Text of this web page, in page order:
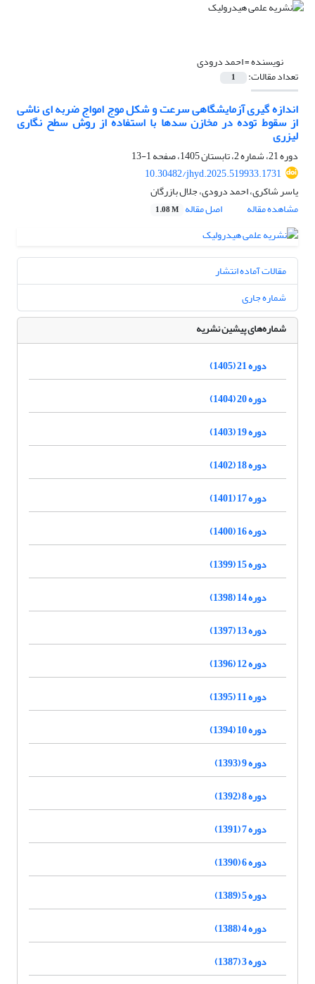
نویسنده =احمد درودی
تعداد مقالات: 1
اندازه گیری آزمایشگاهی سرعت و شکل موج امواج ضربه ای ناشی
از سقوط توده در مخازن سدها با استفاده از روش سطح نگاری
لیزری
دوره 21، شماره 2، تابستان 1405، صفحه
1-13
10.30482/jhyd.2025.519933.1731
یاسر شاکری، احمد درودی، جلال بازرگان
مشاهده مقاله
اصل مقاله 1.08 M
مقالات آماده انتشار
شماره جاری
شماره‌های پیشین نشریه
دوره 21 (1405)
دوره 20 (1404)
دوره 19 (1403)
دوره 18 (1402)
دوره 17 (1401)
دوره 16 (1400)
دوره 15 (1399)
دوره 14 (1398)
دوره 13 (1397)
دوره 12 (1396)
دوره 11 (1395)
دوره 10 (1394)
دوره 9 (1393)
دوره 8 (1392)
دوره 7 (1391)
دوره 6 (1390)
دوره 5 (1389)
دوره 4 (1388)
دوره 3 (1387)